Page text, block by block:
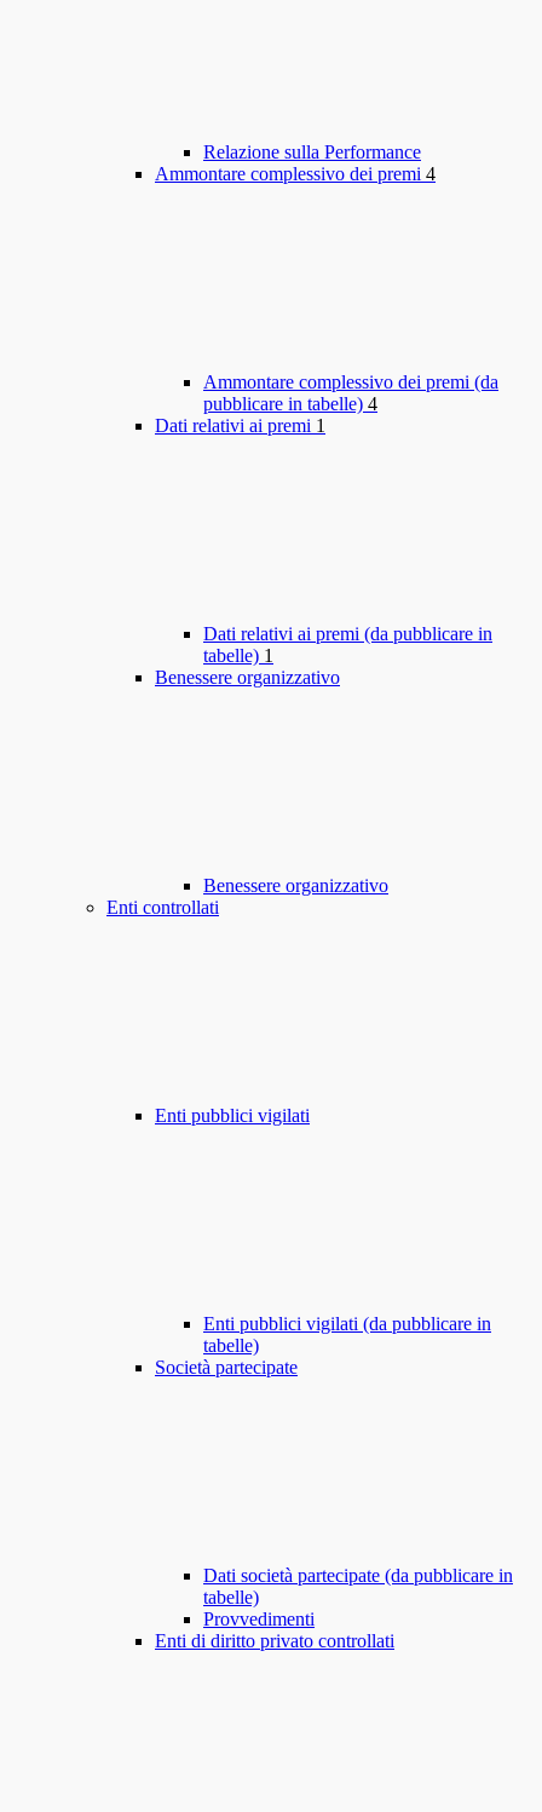
Relazione sulla Performance
Ammontare complessivo dei premi 4
Ammontare complessivo dei premi (da
pubblicare in tabelle) 4
Dati relativi ai premi 1
Dati relativi ai premi (da pubblicare in
tabelle) 1
Benessere organizzativo
Benessere organizzativo
Enti controllati
Enti pubblici vigilati
Enti pubblici vigilati (da pubblicare in
tabelle)
Società partecipate
Dati società partecipate (da pubblicare in
tabelle)
Provvedimenti
Enti di diritto privato controllati